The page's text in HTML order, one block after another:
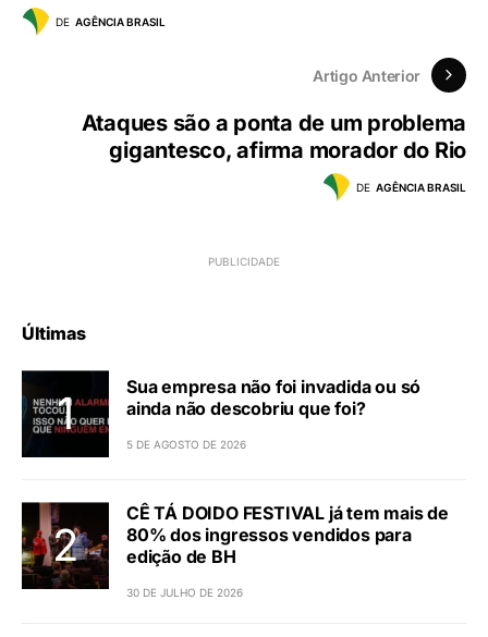
DE AGÊNCIA BRASIL
Artigo Anterior
Ataques são a ponta de um problema
gigantesco, afirma morador do Rio
DE AGÊNCIA BRASIL
Últimas
Sua empresa não foi invadida ou só
ainda não descobriu que foi?
5 DE AGOSTO DE 2026
CÊ TÁ DOIDO FESTIVAL já tem mais de
80% dos ingressos vendidos para
edição de BH
30 DE JULHO DE 2026